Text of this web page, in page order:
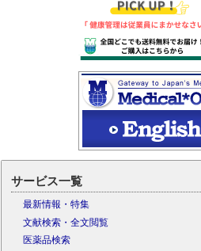
サービス一覧
最新情報・特集
文献検索・全文閲覧
医薬品検索